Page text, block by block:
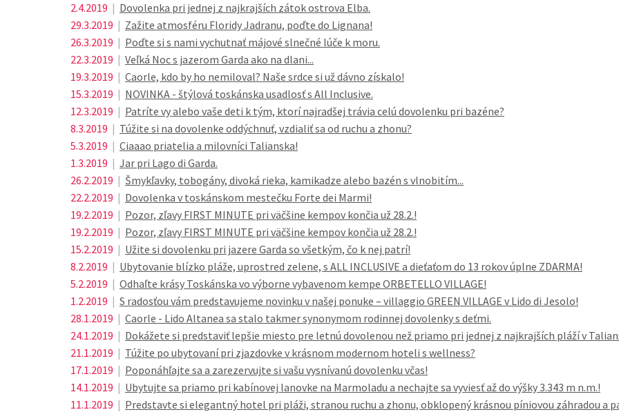
2.4.2019 | Dovolenka pri jednej z najkrajších zátok ostrova Elba.
29.3.2019 | Zažite atmosféru Floridy Jadranu, poďte do Lignana!
26.3.2019 | Poďte si s nami vychutnať májové slnečné lúče k moru.
22.3.2019 | Veľká Noc s jazerom Garda ako na dlani...
19.3.2019 | Caorle, kdo by ho nemiloval? Naše srdce si už dávno získalo!
15.3.2019 | NOVINKA - štýlová toskánska usadlosť s All Inclusive.
12.3.2019 | Patríte vy alebo vaše deti k tým, ktorí najradšej trávia celú dovolenku pri bazéne?
8.3.2019 | Túžite si na dovolenke oddýchnuť, vzdialiť sa od ruchu a zhonu?
5.3.2019 | Ciaaao priatelia a milovníci Talianska!
1.3.2019 | Jar pri Lago di Garda.
26.2.2019 | Šmykľavky, tobogány, divoká rieka, kamikadze alebo bazén s vlnobitím...
22.2.2019 | Dovolenka v toskánskom mestečku Forte dei Marmi!
19.2.2019 | Pozor, zľavy FIRST MINUTE pri väčšine kempov končia už 28.2.!
19.2.2019 | Pozor, zľavy FIRST MINUTE pri väčšine kempov končia už 28.2.!
15.2.2019 | Užite si dovolenku pri jazere Garda so všetkým, čo k nej patrí!
8.2.2019 | Ubytovanie blízko pláže, uprostred zelene, s ALL INCLUSIVE a dieťaťom do 13 rokov úplne ZDARMA!
5.2.2019 | Odhaľte krásy Toskánska vo výborne vybavenom kempe ORBETELLO VILLAGE!
1.2.2019 | S radosťou vám predstavujeme novinku v našej ponuke – villaggio GREEN VILLAGE v Lido di Jesolo!
28.1.2019 | Caorle - Lido Altanea sa stalo takmer synonymom rodinnej dovolenky s deťmi.
24.1.2019 | Dokážete si predstaviť lepšie miesto pre letnú dovolenou než priamo pri jednej z najkrajších pláží v
21.1.2019 | Túžite po ubytovaní pri zjazdovke v krásnom modernom hoteli s wellness?
17.1.2019 | Poponáhľajte sa a zarezervujte si vašu vysnívanú dovolenku včas!
14.1.2019 | Ubytujte sa priamo pri kabínovej lanovke na Marmoladu a nechajte sa vyviesť až do výšky 3.343 m n.m.!
11.1.2019 | Predstavte si elegantný hotel pri pláži, stranou ruchu a zhonu, obklopený krásnou píniovou záhradou a